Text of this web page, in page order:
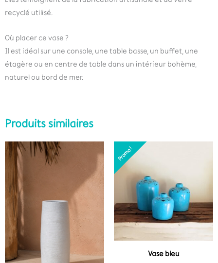
recyclé utilisé.
Où placer ce vase ?
Il est idéal sur une console, une table basse, un buffet, une
étagère ou en centre de table dans un intérieur bohème,
naturel ou bord de mer.
Produits similaires
Promo !
Promo !
Vase bleu